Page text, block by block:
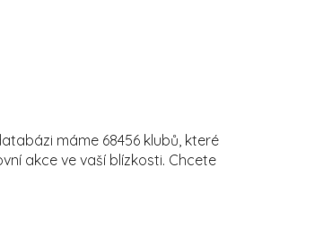
máme 68456 klubů, které
akce ve vaší blízkosti. Chcete